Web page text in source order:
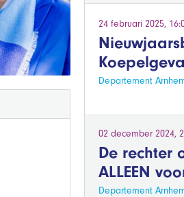
24 februari 2025,
Departement
02 december 2024,
De rechter
ALLEEN
Departement